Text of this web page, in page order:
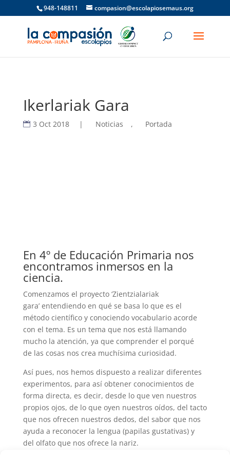
948-148811 compasion@escolapiosemaus.org
Ikerlariak Gara
3 Oct 2018 | Noticias , Portada
En 4º de Educación Primaria nos
encontramos inmersos en la
ciencia.
Comenzamos el proyecto ‘Zientzialariak
gara’ entendiendo en qué se basa lo que es el
método científico y conociendo vocabulario acorde
con el tema. Es un tema que nos está llamando
mucho la atención, ya que comprender el porqué
de las cosas nos crea muchísima curiosidad.
Así pues, nos hemos dispuesto a realizar diferentes
experimentos, para así obtener conocimientos de
forma directa, es decir, desde lo que ven nuestros
propios ojos, de lo que oyen nuestros oídos, del tacto
que nos ofrecen nuestros dedos, del sabor que nos
ayuda a reconocer la lengua (papilas gustativas) y
del olfato que nos ofrece la nariz.